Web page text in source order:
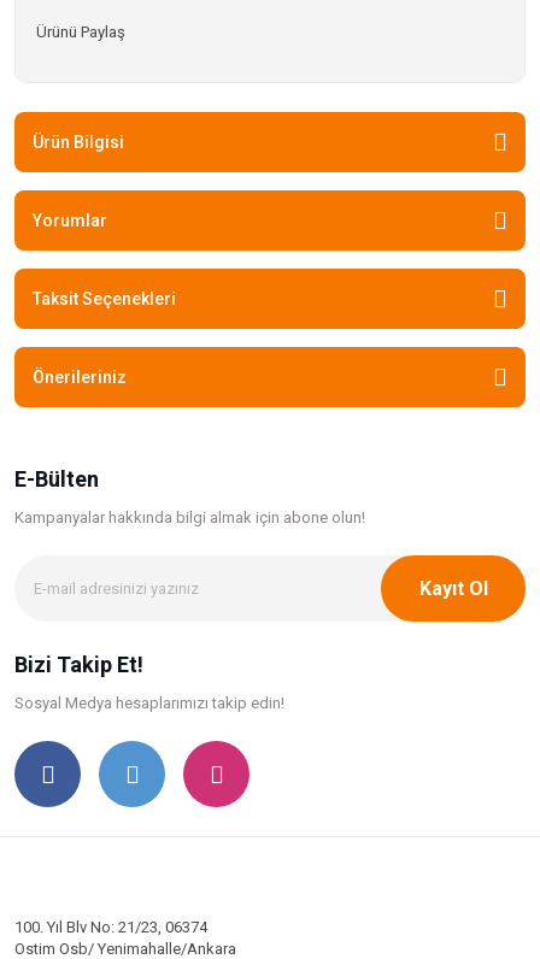
Ürünü Paylaş
Ürün Bilgisi
Yorumlar
Taksit Seçenekleri
Önerileriniz
E-Bülten
Kampanyalar hakkında bilgi almak için abone olun!
Kayıt Ol
Bizi Takip Et!
Sosyal Medya hesaplarımızı takip edin!
100. Yıl Blv No: 21/23, 06374
Ostim Osb/ Yenimahalle/Ankara